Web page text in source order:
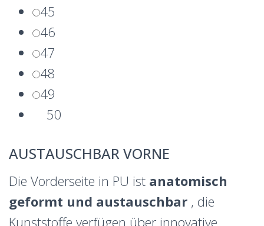
45
46
47
48
49
50
AUSTAUSCHBAR VORNE
Die Vorderseite in PU ist anatomisch
geformt und austauschbar , die
Kunststoffe verfügen über innovative